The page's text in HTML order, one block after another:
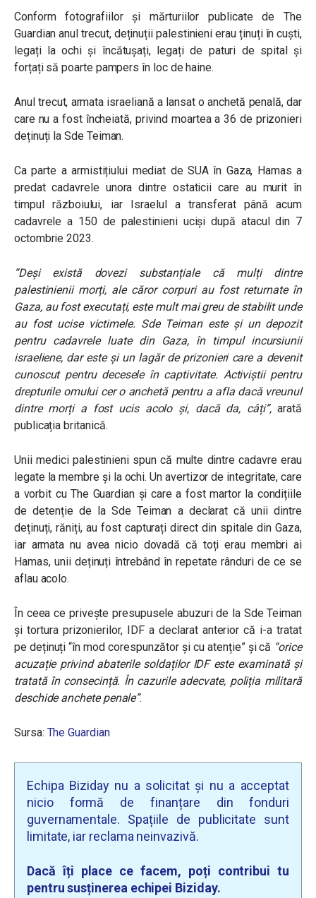
Conform fotografiilor și mărturiilor publicate de The
Guardian anul trecut, deținuții palestinieni erau ținuți în cuști,
legați la ochi și încătușați, legați de paturi de spital și
forțați să poarte pampers în loc de haine.
Anul trecut, armata israeliană a lansat o anchetă penală, dar
care nu a fost încheiată, privind moartea a 36 de prizonieri
deținuți la Sde Teiman.
Ca parte a armistițiului mediat de SUA în Gaza, Hamas a
predat cadavrele unora dintre ostaticii care au murit în
timpul războiului, iar Israelul a transferat până acum
cadavrele a 150 de palestinieni uciși după atacul din 7
octombrie 2023.
“Deși există dovezi substanțiale că mulți dintre
palestinienii morți, ale căror corpuri au fost returnate în
Gaza, au fost executați, este mult mai greu de stabilit unde
au fost ucise victimele. Sde Teiman este și un depozit
pentru cadavrele luate din Gaza, în timpul incursiunii
israeliene, dar este și un lagăr de prizonieri care a devenit
cunoscut pentru decesele în captivitate. Activiștii pentru
drepturile omului cer o anchetă pentru a afla dacă vreunul
dintre morți a fost ucis acolo și, dacă da, câți”,arată
publicația britanică.
Unii medici palestinieni spun că multe dintre cadavre erau
legate la membre și la ochi. Un avertizor de integritate, care
a vorbit cu The Guardian și care a fost martor la condițiile
de detenție de la Sde Teiman a declarat că unii dintre
deținuți, răniți, au fost capturați direct din spitale din Gaza,
iar armata nu avea nicio dovadă că toți erau membri ai
Hamas, unii deținuți întrebând în repetate rânduri de ce se
aflau acolo.
În ceea ce privește presupusele abuzuri de la Sde Teiman
și tortura prizonierilor, IDF a declarat anterior că i-a tratat
pe deținuți “în mod corespunzător și cu atenție” și că “orice
acuzație privind abaterile soldaților IDF este examinată și
tratată în consecință. În cazurile adecvate, poliția militară
deschide anchete penale”.
Sursa: The Guardian
Echipa Biziday nu a solicitat și nu a acceptat
nicio formă de finanțare din fonduri
guvernamentale. Spațiile de publicitate sunt
limitate, iar reclama neinvazivă.
Dacă îți place ce facem, poți contribui tu
pentru susținerea echipei Biziday.